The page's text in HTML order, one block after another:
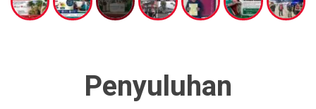
Penyuluhan